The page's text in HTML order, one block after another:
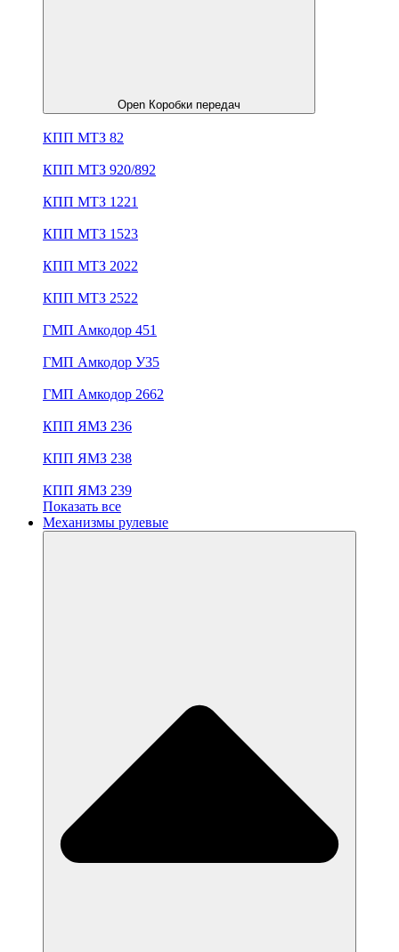
Open Коробки передач
КПП МТЗ 82
КПП МТЗ 920/892
КПП МТЗ 1221
КПП МТЗ 1523
КПП МТЗ 2022
КПП МТЗ 2522
ГМП Амкодор 451
ГМП Амкодор У35
ГМП Амкодор 2662
КПП ЯМЗ 236
КПП ЯМЗ 238
КПП ЯМЗ 239
Показать все
Механизмы рулевые